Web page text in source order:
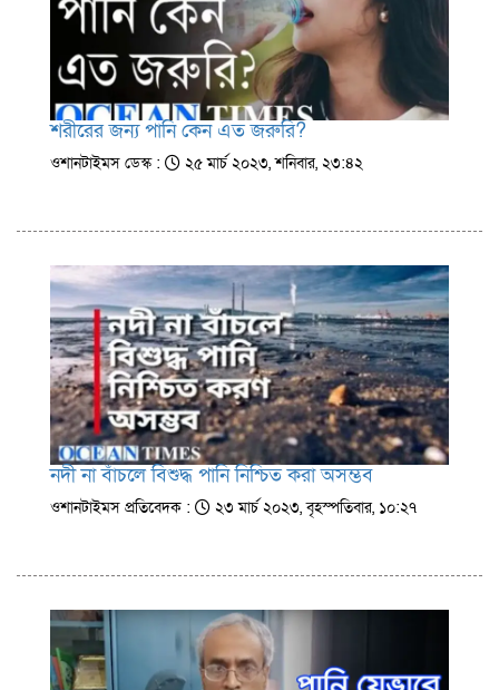
শরীরের জন্য পানি কেন এত জরুরি?
ওশানটাইমস ডেস্ক : ২৫ মার্চ ২০২৩, শনিবার, ২৩:৪২
নদী না বাঁচলে বিশুদ্ধ পানি নিশ্চিত করা অসম্ভব
ওশানটাইমস প্রতিবেদক : ২৩ মার্চ ২০২৩, বৃহস্পতিবার, ১০:২৭